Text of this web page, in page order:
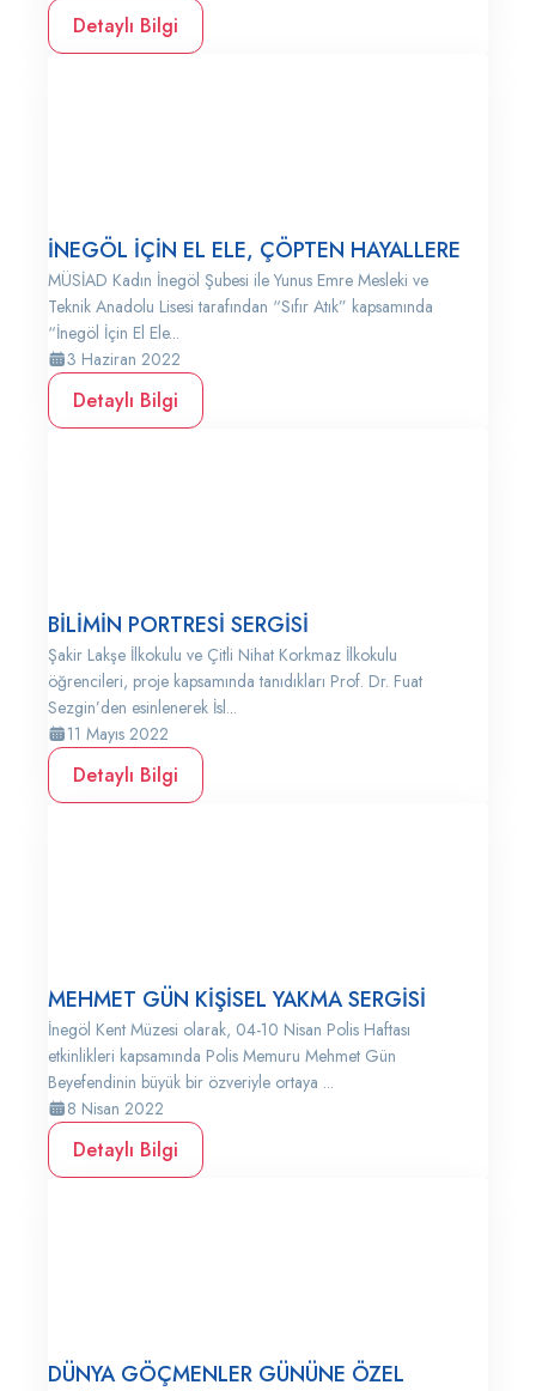
Detaylı Bilgi
İNEGÖL İÇİN EL ELE, ÇÖPTEN HAYALLERE
MÜSİAD Kadın İnegöl Şubesi ile Yunus Emre Mesleki ve
Teknik Anadolu Lisesi tarafından “Sıfır Atık” kapsamında
“İnegöl İçin El Ele...
3 Haziran 2022
Detaylı Bilgi
BİLİMİN PORTRESİ SERGİSİ
Şakir Lakşe İlkokulu ve Çitli Nihat Korkmaz İlkokulu
öğrencileri, proje kapsamında tanıdıkları Prof. Dr. Fuat
Sezgin’den esinlenerek İsl...
11 Mayıs 2022
Detaylı Bilgi
MEHMET GÜN KİŞİSEL YAKMA SERGİSİ
İnegöl Kent Müzesi olarak, 04-10 Nisan Polis Haftası
etkinlikleri kapsamında Polis Memuru Mehmet Gün
Beyefendinin büyük bir özveriyle ortaya ...
8 Nisan 2022
Detaylı Bilgi
DÜNYA GÖÇMENLER GÜNÜNE ÖZEL